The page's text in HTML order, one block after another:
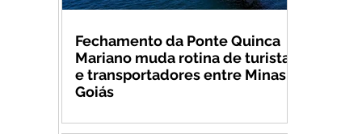
Fechamento da Ponte Quinca
Mariano muda rotina de turistas
e transportadores entre Minas e
Goiás